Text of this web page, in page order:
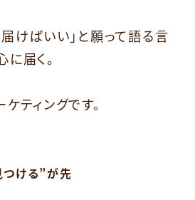
けばいい」と願って語る言
届く。
ティングです。
ける”が先